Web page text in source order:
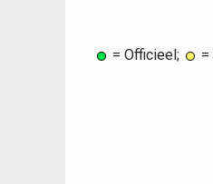
= Officieel;